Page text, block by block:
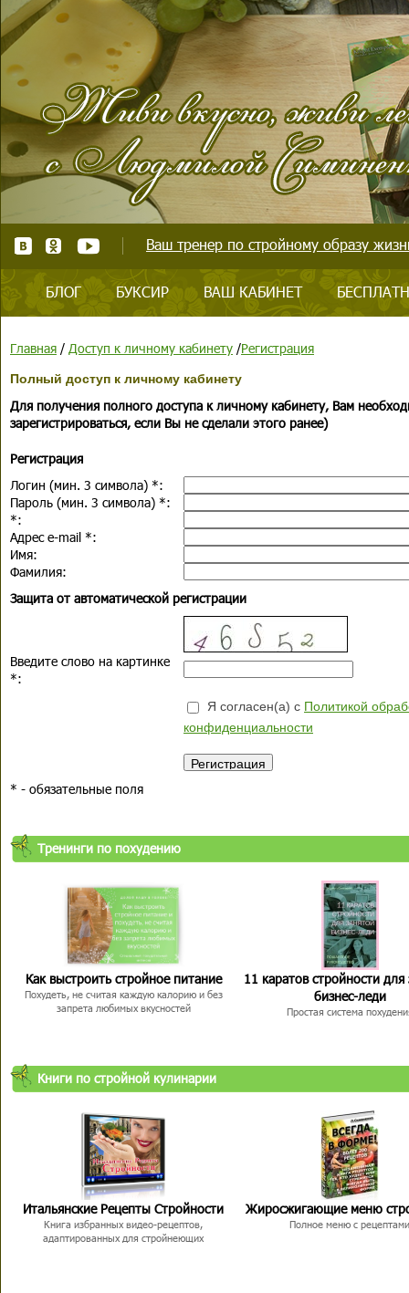
Ваш тренер по стройному образу
БЛОГ БУКСИР ВАШ КАБИНЕТ
Главная / Доступ к личному кабинету /Регистрация
Полный доступ к личному кабинету
Для получения полного доступа к личному кабинету, Вам
зарегистрироваться, если Вы не сделали этого ранее)
Регистрация
Логин (мин. 3 символа) *:
Пароль (мин. 3 символа) *:
*:
Адрес e-mail *:
Имя:
Фамилия:
Защита от автоматической регистрации
Введите слово на картинке
*:
Я согласен(а) с Политикой
конфиденциальности
* - обязательные поля
Тренинги по похудению
Как выстроить стройное питание
Похудеть, не считая каждую калорию и без
запрета любимых вкусностей
11 каратов стройности для
бизнес-леди
Простая система
Книги по стройной кулинарии
Итальянские Рецепты Стройности
Книга избранных видео-рецептов,
адаптированных для стройнеющих
Жиросжигающие меню
Полное меню с рецептами